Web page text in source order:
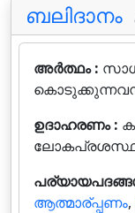
ബലിദാനം
അർത്ഥം :
ഉദാഹരണം :
ആത്മാര്പ്പണം,